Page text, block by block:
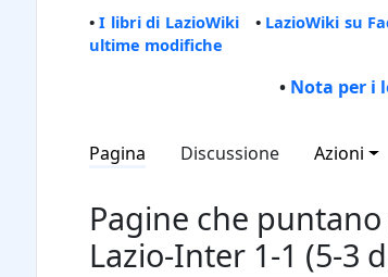
•I libri di LazioWiki• LazioWiki su
ultime modifiche
• Nota per i
Pagina Discussione Azioni
Pagine che
Lazio-Inter 1-1 (5-3